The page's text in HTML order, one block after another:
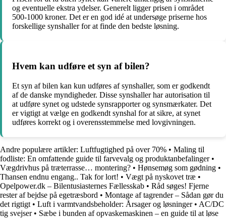
og eventuelle ekstra ydelser. Generelt ligger prisen i området
500-1000 kroner. Det er en god idé at undersøge priserne hos
forskellige synshaller for at finde den bedste løsning.
Hvem kan udføre et syn af bilen?
Et syn af bilen kan kun udføres af synshaller, som er godkendt
af de danske myndigheder. Disse synshaller har autorisation til
at udføre synet og udstede synsrapporter og synsmærkater. Det
er vigtigt at vælge en godkendt synshal for at sikre, at synet
udføres korrekt og i overensstemmelse med lovgivningen.
Andre populære artikler: Luftfugtighed på over 70% • Maling til
fodliste: En omfattende guide til farvevalg og produktanbefalinger•
Vægdrivhus på træterrasse… montering? • Hønsemøg som gødning •
Thansen endnu engang.. Tak for lort! • Vægt på nyskovet træ •
Opelpower.dk – Bilentusiasternes Fællesskab • Råd søges! Fjerne
rester af bejdse på egetræsbord • Montage af tagrender – Sådan gør du
det rigtigt • Luft i varmtvandsbeholder: Årsager og løsninger• AC/DC
tig svejser• Sæbe i bunden af opvaskemaskinen – en guide til at løse